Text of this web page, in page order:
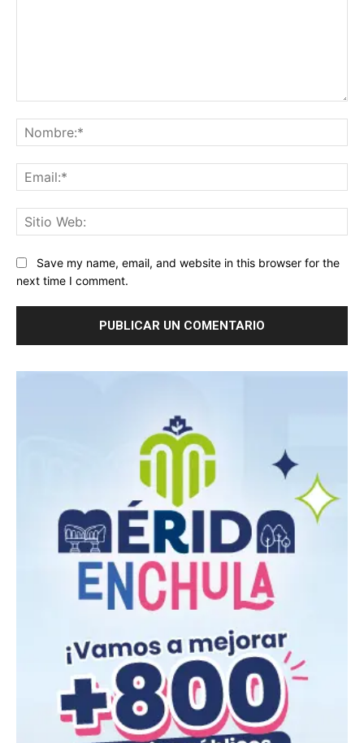
Save my name, email, and website in this browser for the
next time I comment.